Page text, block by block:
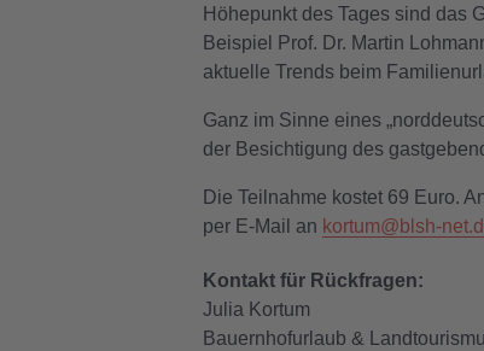
Höhepunkt des Tages sind das
Beispiel Prof. Dr. Martin
aktuelle Trends beim
Ganz im Sinne eines
der Besichtigung des
Die Teilnahme kostet 69 Euro.
per E-Mail an kortum@blsh-
Kontakt für Rückfragen:
Julia Kortum
Bauernhofurlaub &